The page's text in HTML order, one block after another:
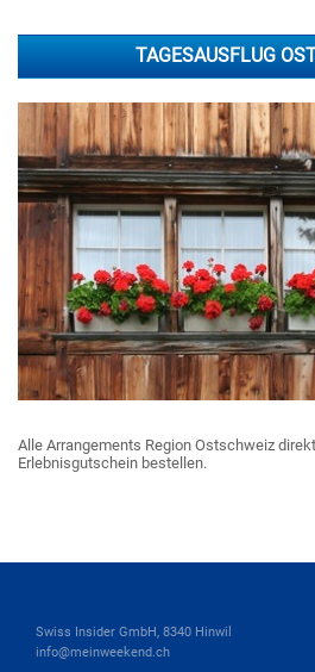
TAGESAUSFLUG
Alle Arrangements Region Ostschweiz
Erlebnisgutschein bestellen.
Swiss Insider GmbH, 8340 Hinwil
info@meinweekend.ch